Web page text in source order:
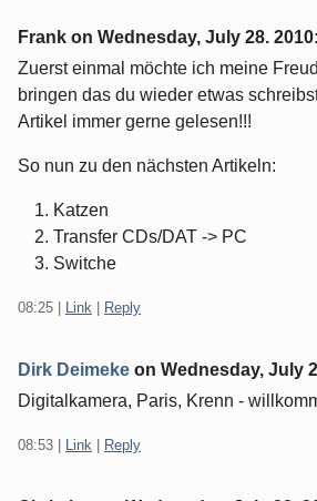
Frank on Wednesday, July 28. 2010:
Zuerst einmal möchte ich meine
bringen das du wieder etwas
Artikel immer gerne gelesen!!!
So nun zu den nächsten Artikeln:
Katzen
Transfer CDs/DAT -> PC
Switche
08:25 Link Reply
Dirk Deimeke on Wednesday, July
Digitalkamera, Paris, Krenn -
08:53 Link Reply